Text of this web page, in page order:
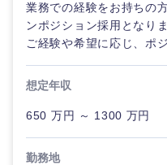
業務での経験をお持ちの
ンポジション採用となり
ご経験や希望に応じ、ポ
想定年収
650 万円 ～ 1300 万円
勤務地